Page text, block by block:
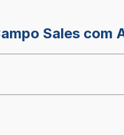
Sales com